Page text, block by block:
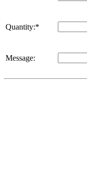
Quantity:*
Message: